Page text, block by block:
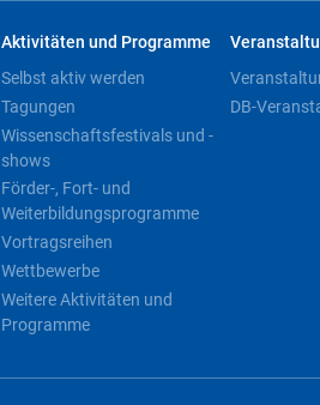
Aktivitäten und Programme
Selbst aktiv werden
Tagungen
Wissenschaftsfestivals und -
shows
Förder-, Fort- und
Weiterbildungsprogramme
Vortragsreihen
Wettbewerbe
Weitere Aktivitäten und
Programme
DB-